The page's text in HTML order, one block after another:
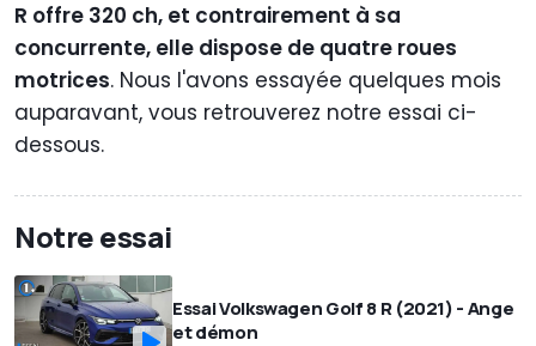
R offre 320 ch, et contrairement à sa
concurrente, elle dispose de quatre roues
motrices. Nous l'avons essayée quelques mois
auparavant, vous retrouverez notre essai ci-
dessous.
Notre essai
Essai Volkswagen Golf 8 R (2021) - Ange
et démon